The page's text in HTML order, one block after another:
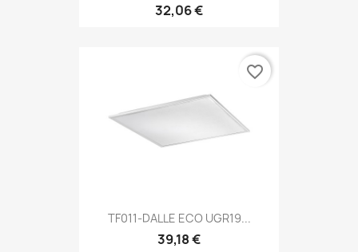
32,06 €
TF011-DALLE ECO UGR19...
39,18 €
favorite_border